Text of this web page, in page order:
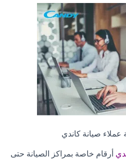
عملاء صيانة كاندي
أرقام خاصة بمراكز الصيانة حتى